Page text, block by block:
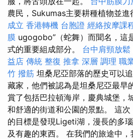
農民，Sukumas主要耕種植物並進
成立 香港轉機 台胞證 經絡按摩課
膜 ugogobo”（蛇舞）而聞名，這
式的重要組成部分。 台中肩頸放鬆
益店 傳統 整復 推拿 深層 調理 職
竹 撥筋 坦桑尼亞部落的歷史可以
藏家，他們被認為是坦桑尼亞最早
賞了包括巴拉頓海岸，慶典城堡，
和舒適的街道和公園的景點。 這
的目標是發現Ligeti湖，漫長的多
及有趣的東西。 在我們的旅途中